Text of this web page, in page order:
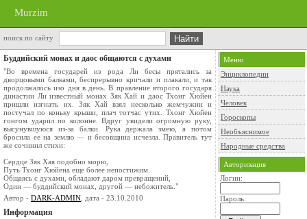
Murzim
поиск по сайту
Буддийский монах и даос общаются с духами
"Во времена государей из рода Ли бесы прятались за
дворцовыми балками, беспрерывно кричали и плакали, и так
продолжалось изо дня в день. В правление второго государя
династии Ли известный монах Зяк Хай и даос Тхонг Хюйен
пришли изгнать их. Зяк Хай взял несколько жемчужин и
постучал по коньку крыши, плач тотчас утих. Тхонг Хюйен
гонгом ударил по колонне. Вдруг увидели огромную руку,
высунувшуюся из-за балки. Рука держала змею, а потом
бросила ее на землю — и бесовщина исчезла. Правитель тут
же сочинил стихи:
Сердце Зяк Хая подобно морю,
Путь Тхонг Хюйена еще более непостижим.
Общаясь с духами, обладают даром превращений,
Один — буддийский монах, другой — небожитель."
Автор - DARK-ADMIN , дата - 23.10.2010
Информация
Меню
Энциклопедии
Наука
Человек
Гороскопы
Необъяснимое
Народные средства
Авторизация
Логин:
Пароль: